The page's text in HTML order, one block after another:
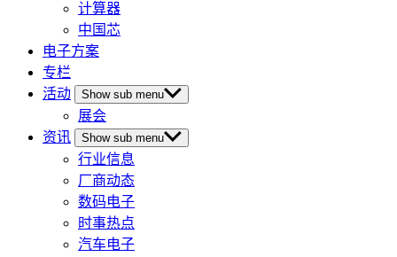
计算器
中国芯
电子方案
专栏
活动
Show sub menu
展会
资讯
Show sub menu
行业信息
厂商动态
数码电子
时事热点
汽车电子